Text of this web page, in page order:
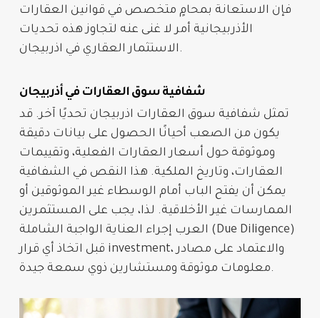
فإن الاستعانة بمحامٍ متخصص في قوانين العقارات
الأذربيجانية أمر لا غنى عنه لتجاوز هذه تحديات
الاستثمارالعقاري في اذربيجان .
شفافية سوق العقارات في أذربيجان
تمثل شفافية سوق العقارات اذربيجان تحديًا آخر. قد
يكون من الصعب أحيانًا الحصول على بيانات دقيقة
وموثوقة حول أسعار العقارات الفعلية، وتقييمات
العقارات، وتاريخ الملكية. هذا النقص في الشفافية
يمكن أن يفتح الباب أمام الوسطاء غير الموثوقين أو
الممارسات غير الأخلاقية. لذا، يجب على المستثمرين
العرب إجراء العناية الواجبة الشاملة (Due Diligence)
investment، والاعتماد على مصادر
معلومات موثوقة ومستشارين ذوي سمعة جيدة.